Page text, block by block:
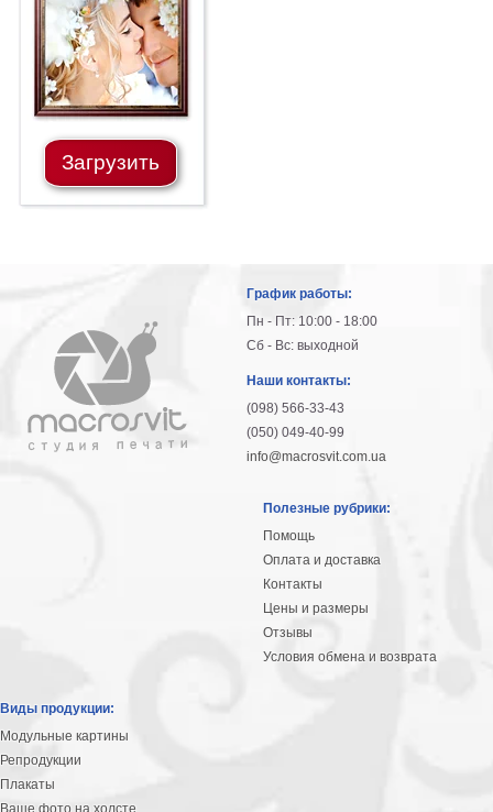
Загрузить
График работы:
Пн - Пт: 10:00 - 18:00
Сб - Вс: выходной
Наши контакты:
(098) 566-33-43
(050) 049-40-99
info@macrosvit.com.ua
Полезные рубрики:
Помощь
Оплата и доставка
Контакты
Цены и размеры
Отзывы
Условия обмена и возврата
Виды продукции:
Модульные картины
Репродукции
Плакаты
Ваше фото на холсте